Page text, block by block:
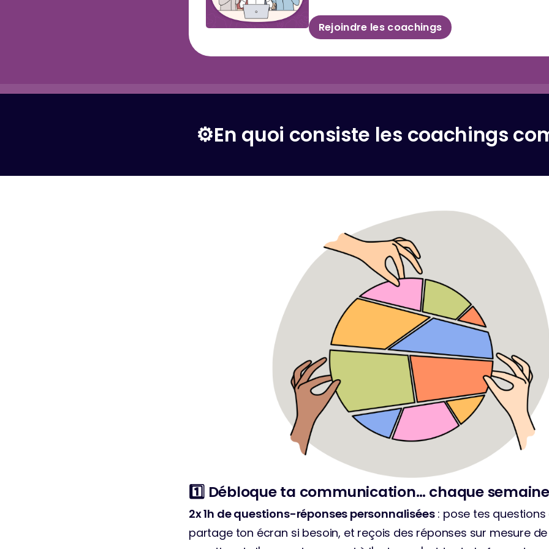
Rejoindre les coachings
⚙️En quoi consiste les coachings
1️⃣ Débloque ta communication… chaque semaine
2x 1h de questions-réponses personnalisées : pose tes questions
partage ton écran si besoin, et reçois des réponses sur mesure